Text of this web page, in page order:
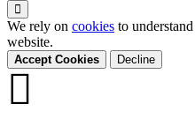
We rely on cookies to
website.
Accept Cookies Decline